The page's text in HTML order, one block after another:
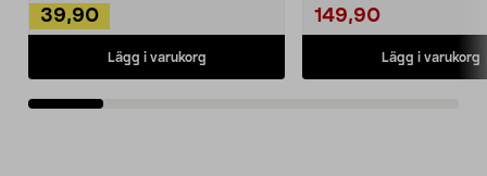
39,90
Lägg i varukorg
149,90
Lägg i varukorg